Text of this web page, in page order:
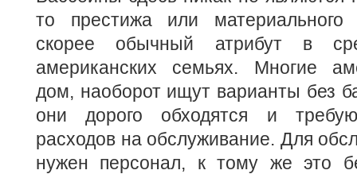
то престижа или материального
скорее обычный атрибут в
американских семьях. Многие
дом, наоборот ищут варианты без
они дорого обходятся и
расходов на обслуживание. Для
нужен персонал, к тому же это